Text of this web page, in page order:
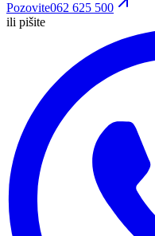
Pozovite062 625 500
ili pišite